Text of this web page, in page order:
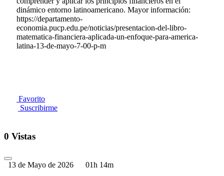
dinámico entorno latinoamericano. Mayor información:
https://departamento-
economia.pucp.edu.pe/noticias/presentacion-del-libro-
matematica-financiera-aplicada-un-enfoque-para-america-
latina-13-de-mayo-7-00-p-m
Favorito
Suscribirme
0 Vistas
13 de Mayo de 2026 01h 14m